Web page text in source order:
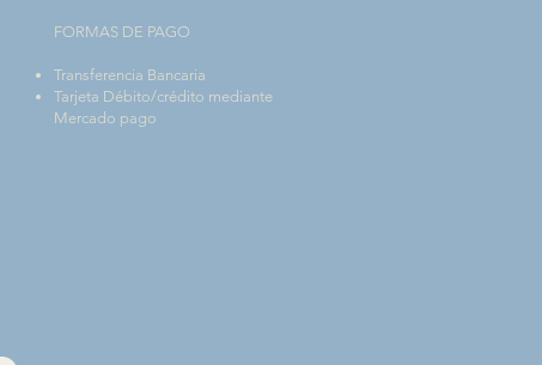
FORMAS DE PAGO
Transferencia Bancaria
Tarjeta Débito/crédito mediante
Mercado pago